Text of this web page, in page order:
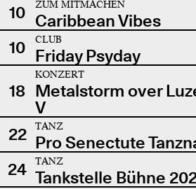
10
ZUM MITMACHEN
Caribbean Vibes
10
CLUB
Friday Psyday
18
KONZERT
Metalstorm over
V
22
TANZ
Pro Senectute
24
TANZ
Tankstelle Bühne